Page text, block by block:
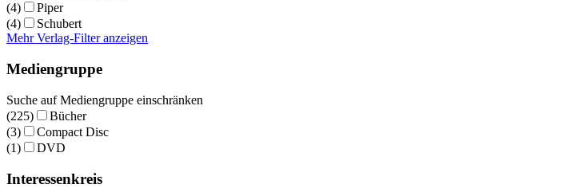
(4)
Piper
(4)
Schubert
Mehr Verlag-Filter anzeigen
Mediengruppe
Suche auf Mediengruppe einschränken
(225)
Bücher
(3)
Compact Disc
(1)
DVD
Interessenkreis